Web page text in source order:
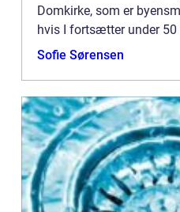
Domkirke, som er
hvis I fortsætter under 50
blive m...
Sofie Sørensen